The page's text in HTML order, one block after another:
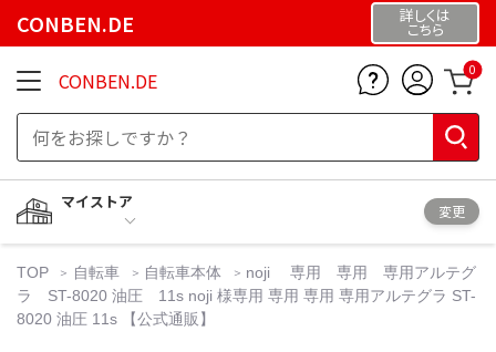
CONBEN.DE 詳しくは
こちら
CONBEN.DE 0
マイストア
変更
TOP 自転車 自転車本体
noji 専用 専用 専用アルテグ
ラ ST-8020 油圧 11s noji 様専用 専用 専用 専用アルテグラ ST-
8020 油圧 11s 【公式通販】